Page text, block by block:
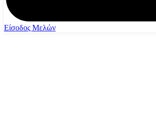
Είσοδος Μελών